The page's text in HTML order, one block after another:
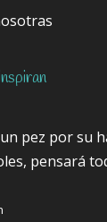
pez por su
pensará